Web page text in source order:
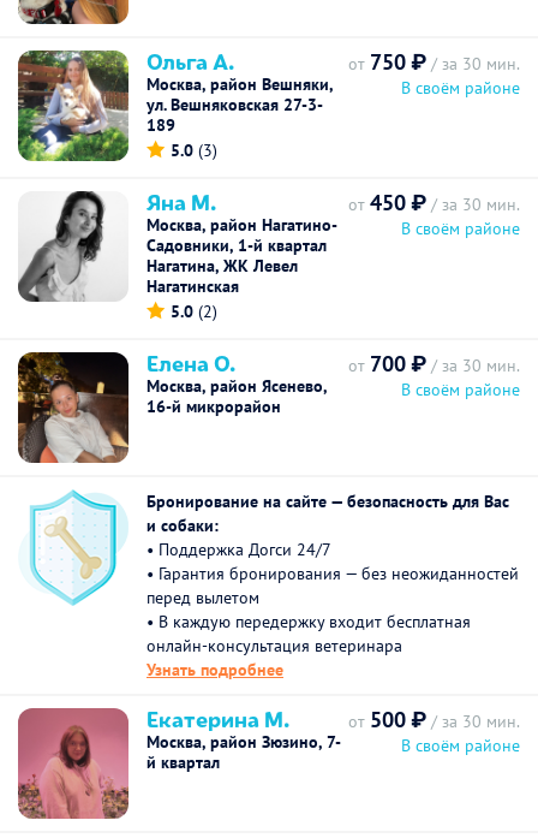
Ольга А.
Москва, район Вешняки,
ул. Вешняковская 27-3-
189
5.0 (3)
от 750 ₽ / за 30 мин.
В своём районе
Яна М.
Москва, район Нагатино-
Садовники, 1-й квартал
Нагатина, ЖК Левел
Нагатинская
5.0 (2)
от 450 ₽ / за 30 мин.
В своём районе
Елена О.
Москва, район Ясенево,
16-й микрорайон
от 700 ₽ / за 30 мин.
В своём районе
Бронирование на сайте — безопасность для Вас
и собаки:
• Поддержка Догси 24/7
• Гарантия бронирования — без неожиданностей
перед вылетом
• В каждую передержку входит бесплатная
онлайн-консультация ветеринара
Узнать подробнее
Екатерина М.
Москва, район Зюзино, 7-
й квартал
от 500 ₽ / за 30 мин.
В своём районе